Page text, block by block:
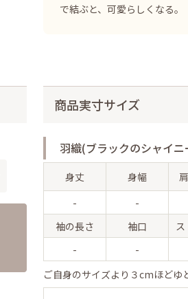
で結ぶと、可愛らしくなる。
商品実寸サイズ
羽織(ブラックのシャイ
身丈 身幅
-
-
袖の長さ
袖口
-
-
ご自身のサイズより３cmほどゆ